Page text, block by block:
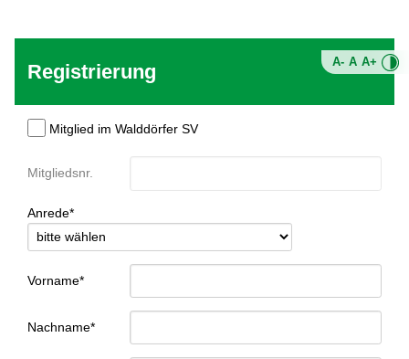
A- A A+
Registrierung
Mitglied im Walddörfer SV
Mitgliedsnr.
Anrede*
Vorname*
Nachname*